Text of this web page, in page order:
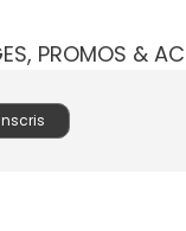
PROMOS &